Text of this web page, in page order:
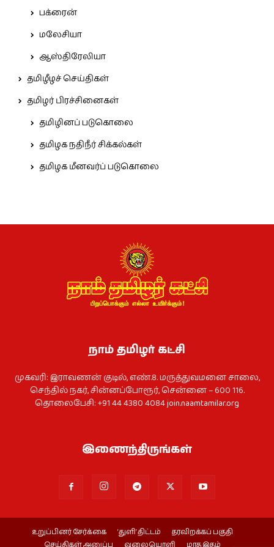
பக்ரைன்
மலேசியா
ஆஸ்திரேலியா
தமிழீழச் செய்திகள்
தமிழர் பிரச்சினைகள்
தமிழினப் படுகொலை
தமிழக நதிநீர் சிக்கல்கள்
தமிழக மீனவர்ப் படுகொலை
நாம் தமிழர் கட்சி
முகவரி: இராவணன் குடில், எண்.8. மருத்துவமனை சாலை,
செந்தில் நகர், சின்னப்போரூர், சென்னை – 600 116.
தொலைபேசி: +91 44 4380 4084join.naamtamilar.org
இணைந்திருங்கள்
உறுப்பினர் சேர்க்கை ‘துளி’ திட்டம்
தரவிறக்கப் பகுதி